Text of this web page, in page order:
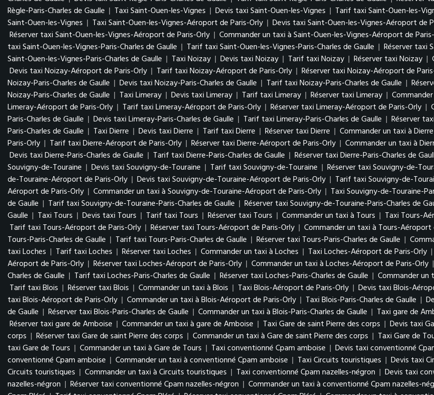
Règle-Paris-Charles de Gaulle | Taxi Saint-Ouen-les-Vignes | Devis taxi Saint-Ouen-les-Vignes | Tarif taxi Saint-Ouen-les-
Saint-Ouen-les-Vignes | Taxi Saint-Ouen-les-Vignes-Aéroport de Paris-Orly | Devis taxi Saint-Ouen-les-Vignes-Aéroport de
Réserver taxi Saint-Ouen-les-Vignes-Aéroport de Paris-Orly | Commander un taxi à Saint-Ouen-les-Vignes-Aéroport de
taxi Saint-Ouen-les-Vignes-Paris-Charles de Gaulle | Tarif taxi Saint-Ouen-les-Vignes-Paris-Charles de Gaulle | Réserver taxi
Saint-Ouen-les-Vignes-Paris-Charles de Gaulle | Taxi Noizay | Devis taxi Noizay | Tarif taxi Noizay | Réserver taxi Noizay |
Devis taxi Noizay-Aéroport de Paris-Orly | Tarif taxi Noizay-Aéroport de Paris-Orly | Réserver taxi Noizay-Aéroport de
Noizay-Paris-Charles de Gaulle | Devis taxi Noizay-Paris-Charles de Gaulle | Tarif taxi Noizay-Paris-Charles de Gaulle |
Noizay-Paris-Charles de Gaulle | Taxi Limeray | Devis taxi Limeray | Tarif taxi Limeray | Réserver taxi Limeray |
Limeray-Aéroport de Paris-Orly | Tarif taxi Limeray-Aéroport de Paris-Orly | Réserver taxi Limeray-Aéroport de Paris-Orly |
Paris-Charles de Gaulle | Devis taxi Limeray-Paris-Charles de Gaulle | Tarif taxi Limeray-Paris-Charles de Gaulle | Réserver
Paris-Charles de Gaulle | Taxi Dierre | Devis taxi Dierre | Tarif taxi Dierre | Réserver taxi Dierre | Commander un taxi à Dierre
Paris-Orly | Tarif taxi Dierre-Aéroport de Paris-Orly | Réserver taxi Dierre-Aéroport de Paris-Orly | Commander un taxi à
Devis taxi Dierre-Paris-Charles de Gaulle | Tarif taxi Dierre-Paris-Charles de Gaulle | Réserver taxi Dierre-Paris-Charles de
Souvigny-de-Touraine | Devis taxi Souvigny-de-Touraine | Tarif taxi Souvigny-de-Touraine | Réserver taxi Souvigny-de-
de-Touraine-Aéroport de Paris-Orly | Devis taxi Souvigny-de-Touraine-Aéroport de Paris-Orly | Tarif taxi Souvigny-de-
Aéroport de Paris-Orly | Commander un taxi à Souvigny-de-Touraine-Aéroport de Paris-Orly | Taxi Souvigny-de-Touraine-
de Gaulle | Tarif taxi Souvigny-de-Touraine-Paris-Charles de Gaulle | Réserver taxi Souvigny-de-Touraine-Paris-Charles de
Gaulle | Taxi Tours | Devis taxi Tours | Tarif taxi Tours | Réserver taxi Tours | Commander un taxi à Tours | Taxi Tours-
Tarif taxi Tours-Aéroport de Paris-Orly | Réserver taxi Tours-Aéroport de Paris-Orly | Commander un taxi à Tours-Aéroport
Tours-Paris-Charles de Gaulle | Tarif taxi Tours-Paris-Charles de Gaulle | Réserver taxi Tours-Paris-Charles de Gaulle |
taxi Loches | Tarif taxi Loches | Réserver taxi Loches | Commander un taxi à Loches | Taxi Loches-Aéroport de Paris-Orly |
Aéroport de Paris-Orly | Réserver taxi Loches-Aéroport de Paris-Orly | Commander un taxi à Loches-Aéroport de Paris-Orly |
Charles de Gaulle | Tarif taxi Loches-Paris-Charles de Gaulle | Réserver taxi Loches-Paris-Charles de Gaulle | Commander un
Tarif taxi Blois | Réserver taxi Blois | Commander un taxi à Blois | Taxi Blois-Aéroport de Paris-Orly | Devis taxi Blois-
taxi Blois-Aéroport de Paris-Orly | Commander un taxi à Blois-Aéroport de Paris-Orly | Taxi Blois-Paris-Charles de Gaulle |
de Gaulle | Réserver taxi Blois-Paris-Charles de Gaulle | Commander un taxi à Blois-Paris-Charles de Gaulle | Taxi gare de
Réserver taxi gare de Amboise | Commander un taxi à gare de Amboise | Taxi Gare de saint Pierre des corps | Devis taxi
corps | Réserver taxi Gare de saint Pierre des corps | Commander un taxi à Gare de saint Pierre des corps | Taxi Gare de
taxi Gare de Tours | Commander un taxi à Gare de Tours | Taxi conventionné Cpam amboise | Devis taxi conventionné
conventionné Cpam amboise | Commander un taxi à conventionné Cpam amboise | Taxi Circuits touristiques | Devis taxi
Circuits touristiques | Commander un taxi à Circuits touristiques | Taxi conventionné Cpam nazelles-négron | Devis taxi
nazelles-négron | Réserver taxi conventionné Cpam nazelles-négron | Commander un taxi à conventionné Cpam nazelles-